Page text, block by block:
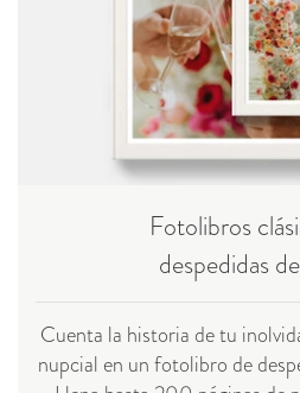
Fotolibros
despedidas
Cuenta la historia de tu
nupcial en un fotolibro de